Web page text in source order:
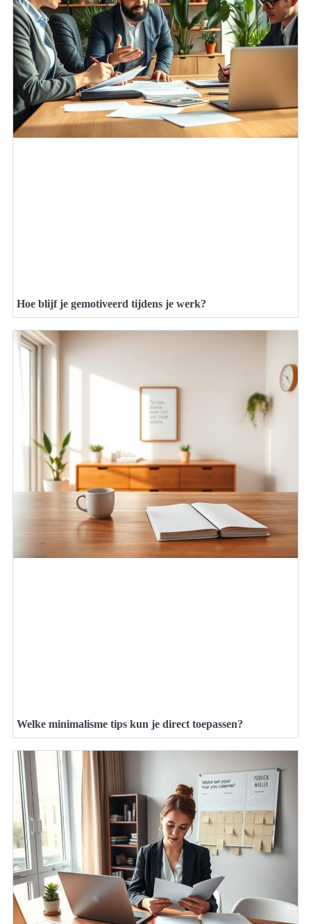
Hoe blijf je gemotiveerd tijdens je werk?
Welke minimalisme tips kun je direct toepassen?